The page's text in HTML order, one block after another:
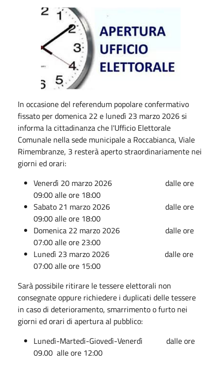
In occasione del referendum popolare confermativo
fissato per domenica 22 e lunedì 23 marzo 2026 si
informa la cittadinanza che l'Ufficio Elettorale
Comunale nella sede municipale a Roccabianca, Viale
Rimembranze, 3 resterà aperto straordinariamente nei
giorni ed orari:
Venerdì 20 marzo 2026 dalle ore
09:00 alle ore 18:00
Sabato 21 marzo 2026 dalle ore
09:00 alle ore 18:00
Domenica 22 marzo 2026 dalle ore
07:00 alle ore 23:00
Lunedì 23 marzo 2026 dalle ore
07:00 alle ore 15:00
Sarà possibile ritirare le tessere elettorali non
consegnate oppure richiedere i duplicati delle tessere
in caso di deterioramento, smarrimento o furto nei
giorni ed orari di apertura al pubblico:
Lunedì-Martedì-Giovedì-Venerdì dalle ore
09.00 alle ore 12:00